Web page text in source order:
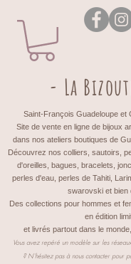
- La
Saint-François Guadeloupe et
Site de vente en ligne de bijoux
dans nos ateliers boutiques de
Découvrez nos colliers, sautoirs,
d'oreilles, bagues, bracelets,
perles d'eau, perles de Tahiti,
swarovski et bien
Des collections pour hommes et
en édition
et livrés partout dans le
Vous avez repéré un modèle sur les
? N'hésitez pas à nous contacter pour